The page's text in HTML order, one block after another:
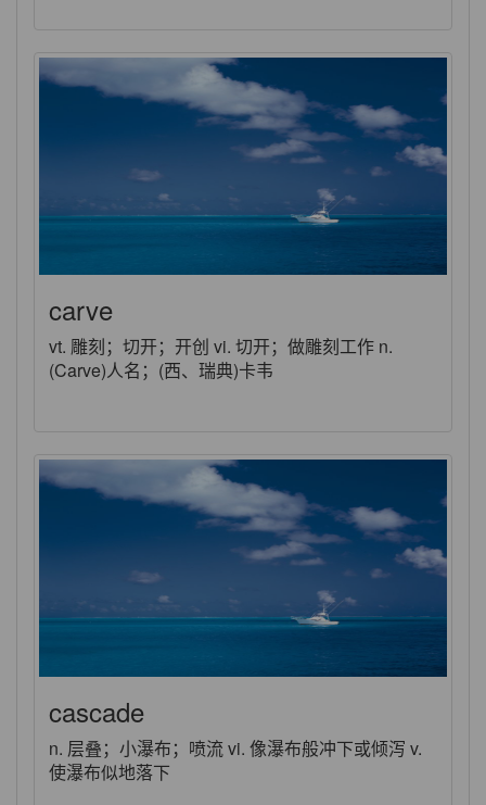
carve
vt. 雕刻；切开；开创 vi. 切开；做雕刻工作 n.
(Carve)人名；(西、瑞典)卡韦
cascade
n. 层叠；小瀑布；喷流 vi. 像瀑布般冲下或倾泻 v.
使瀑布似地落下